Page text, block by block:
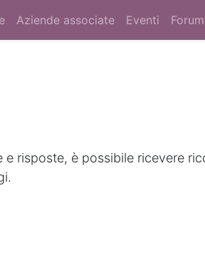
Aziende associate Eventi Forum
risposte, è possibile ricevere